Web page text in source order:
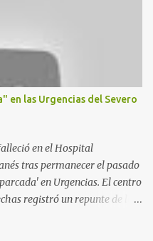
entre el estadio y Plaza
entre Leganés y
Hispanidad, situado frente a
Chile, 1, y junto al
en las Urgencias del Severo
en el Hospital
tras permanecer el pasado
en Urgencias. El centro
registró un repunte de las